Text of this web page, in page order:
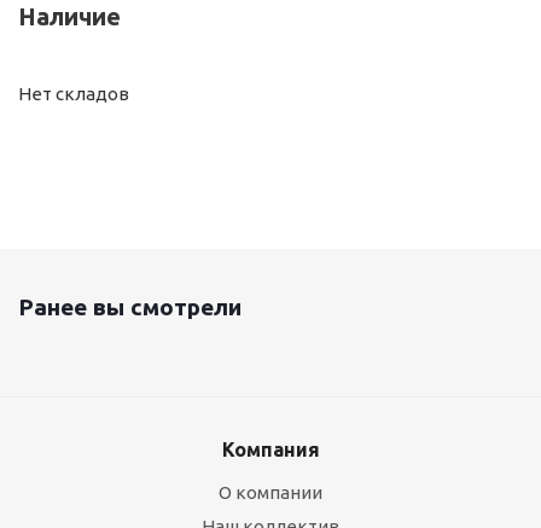
Наличие
Нет складов
Ранее вы смотрели
Компания
О компании